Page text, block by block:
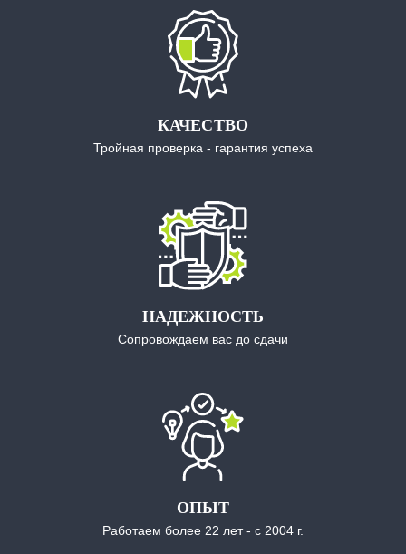
КАЧЕСТВО
Тройная проверка - гарантия успеха
НАДЕЖНОСТЬ
Сопровождаем вас до сдачи
ОПЫТ
Работаем более 22 лет - с 2004 г.